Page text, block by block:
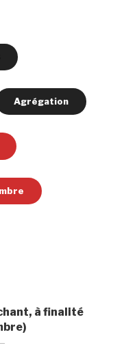
Agrégation
à finalité